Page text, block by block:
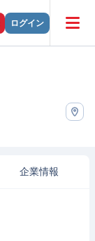
ログイン
企業情報